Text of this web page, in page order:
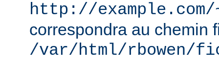
http://
correspondra au chemin
/var/html/rbowen/